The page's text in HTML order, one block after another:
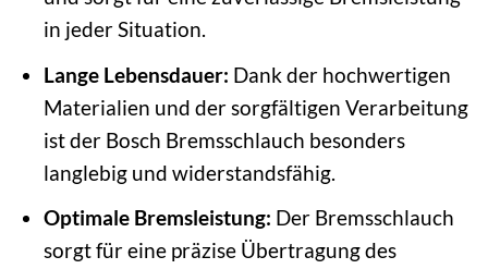
in jeder Situation.
Lange Lebensdauer: Dank der hochwertigen
Materialien und der sorgfältigen Verarbeitung
ist der Bosch Bremsschlauch besonders
langlebig und widerstandsfähig.
Optimale Bremsleistung: Der Bremsschlauch
sorgt für eine präzise Übertragung des